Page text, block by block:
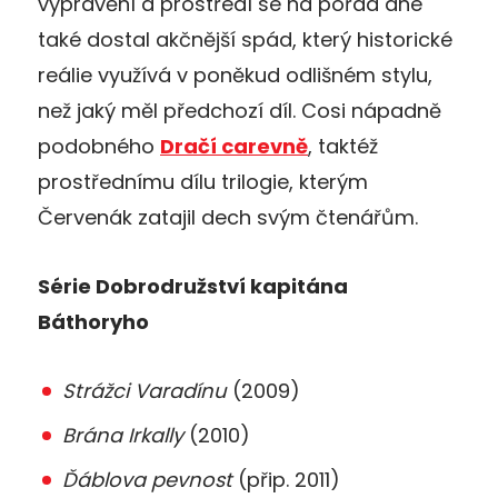
také dostal akčnější spád, který historické
reálie využívá v poněkud odlišném stylu,
než jaký měl předchozí díl. Cosi nápadně
podobného Dračí carevně, taktéž
prostřednímu dílu trilogie, kterým
Červenák zatajil dech svým čtenářům.
Série Dobrodružství kapitána
Báthoryho
Strážci Varadínu(2009)
Brána Irkally(2010)
Ďáblova pevnost(přip. 2011)